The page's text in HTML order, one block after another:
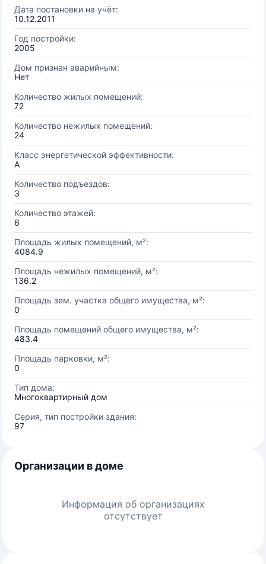
Дата постановки на учёт:
10.12.2011
Год постройки:
2005
Дом признан аварийным:
Нет
Количество жилых помещений:
72
Количество нежилых помещений:
24
Класс энергетической эффективности:
A
Количество подъездов:
3
Количество этажей:
6
Площадь жилых помещений, м²:
4084.9
Площадь нежилых помещений, м²:
136.2
Площадь зем. участка общего имущества, м²:
0
Площадь помещений общего имущества, м²:
483.4
Площадь парковки, м²:
0
Тип дома:
Многоквартирный дом
Серия, тип постройки здания:
97
Организации в доме
Информация об организациях
отсутствует